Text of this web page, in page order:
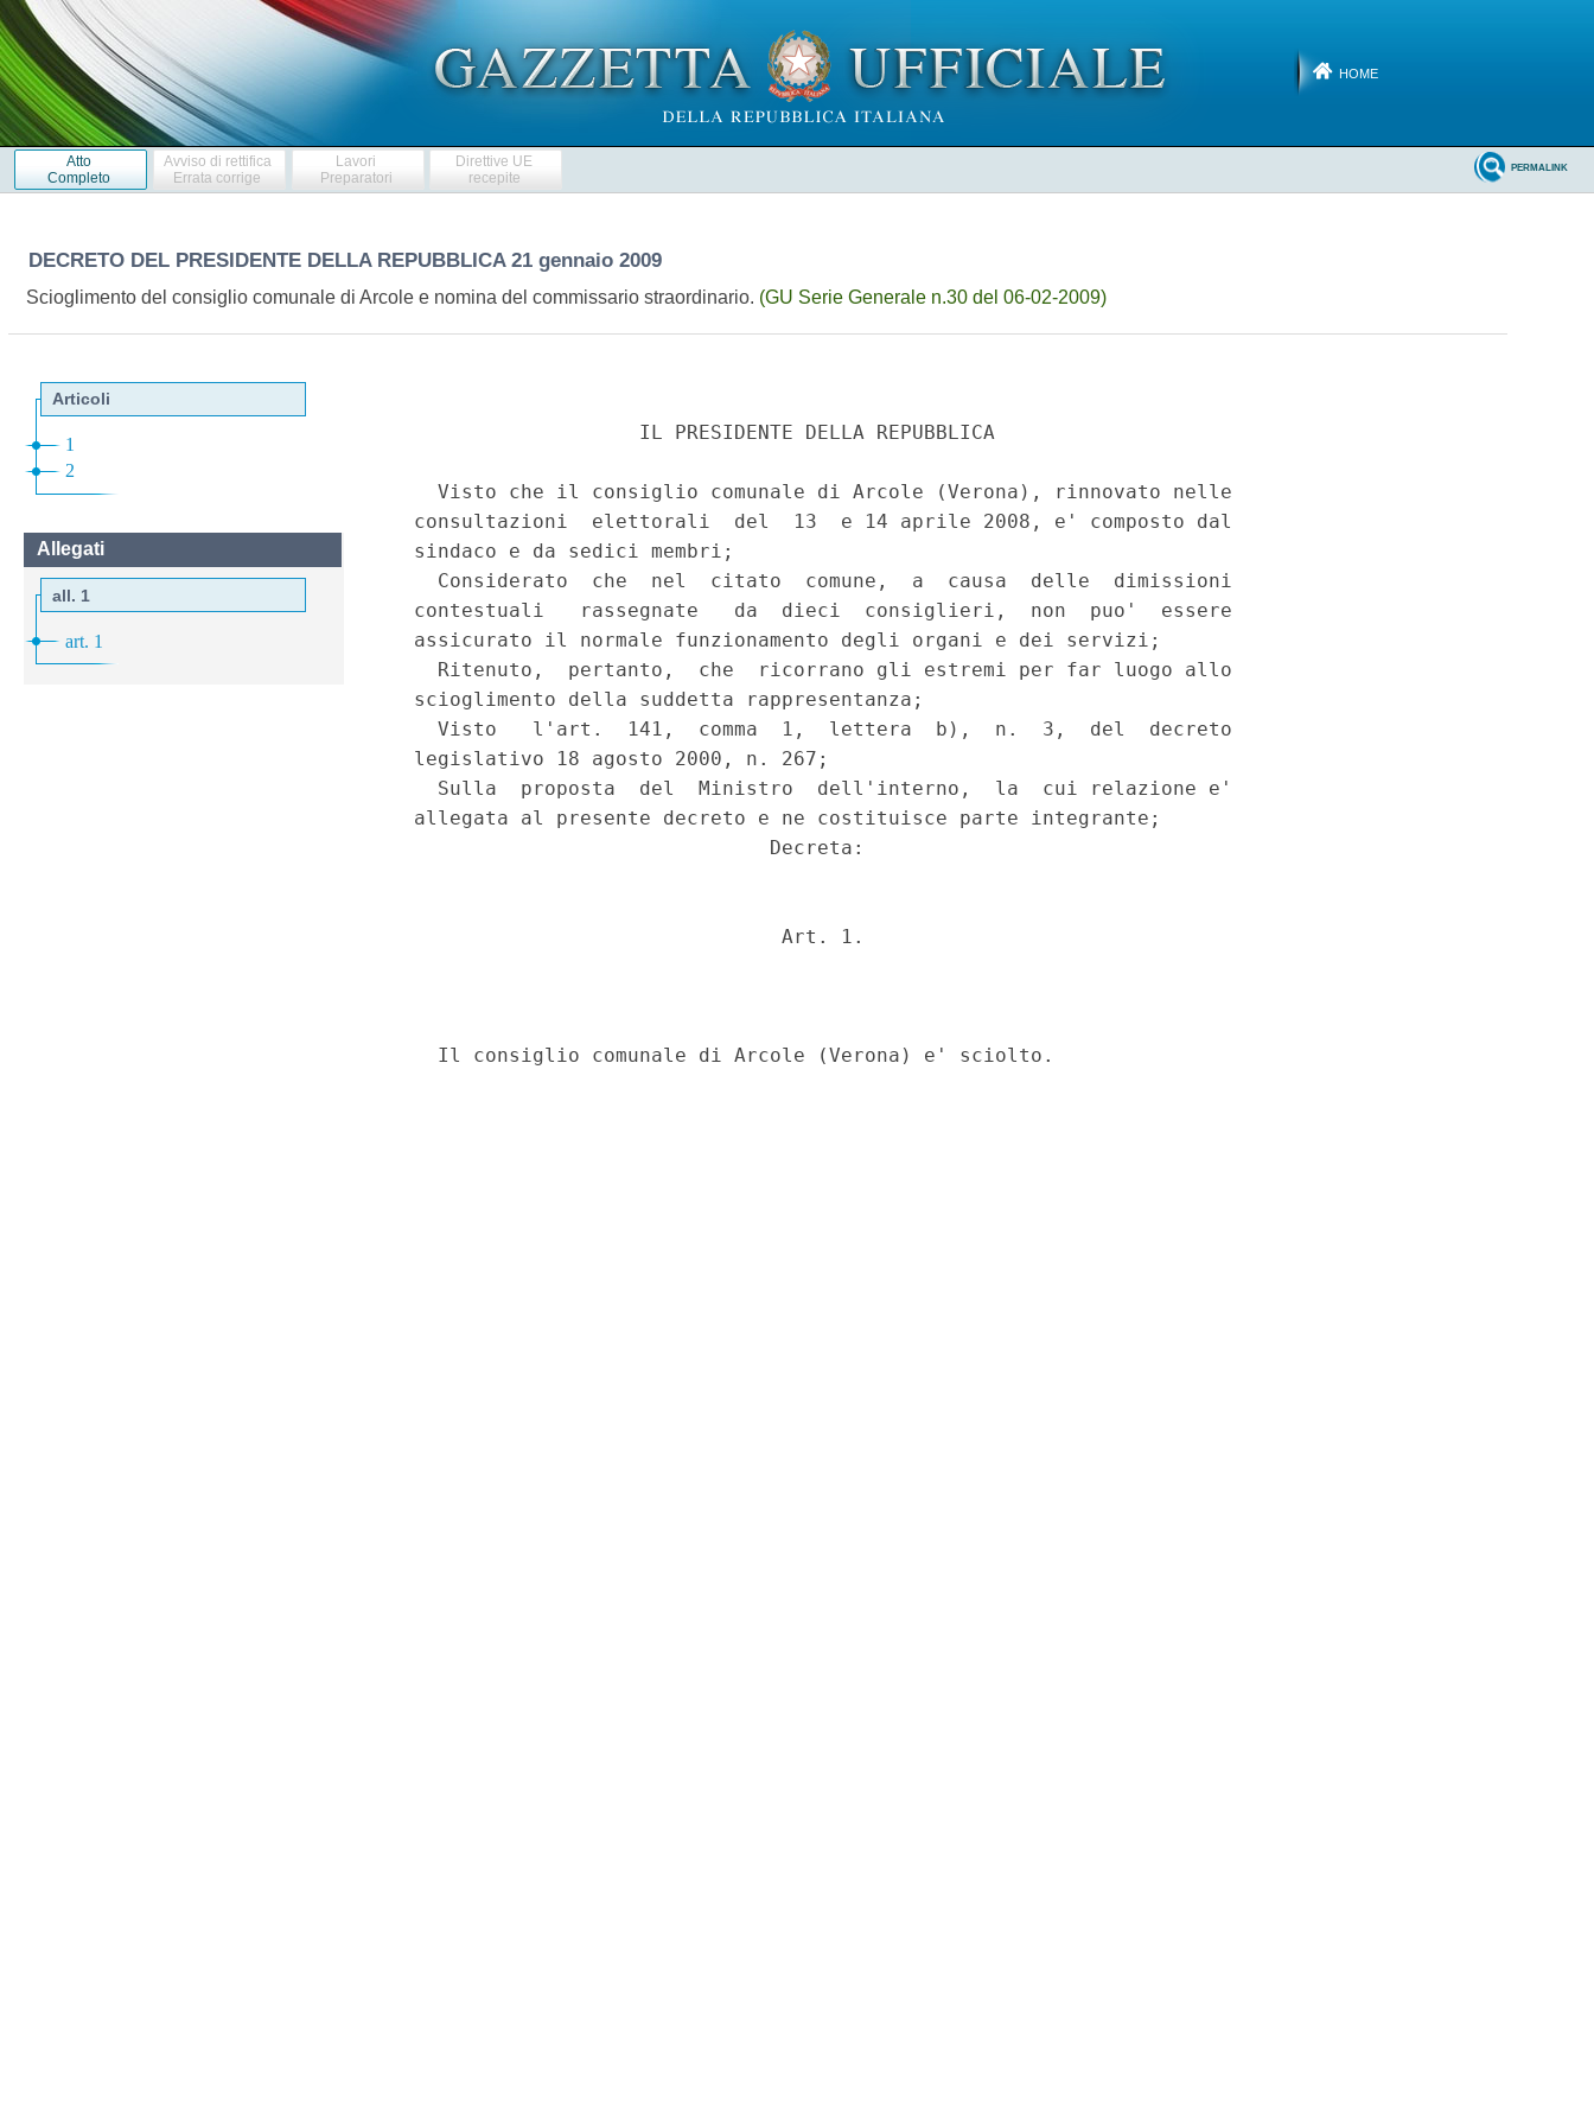
HOME
Atto
Completo
Avviso di rettifica
Errata corrige
Lavori
Preparatori
Direttive UE
recepite
PERMALINK
DECRETO DEL PRESIDENTE DELLA REPUBBLICA 21 gennaio 2009
Scioglimento del consiglio comunale di Arcole e nomina del commissario straordinario. (GU Serie Generale n.30 del 06-02-2009)